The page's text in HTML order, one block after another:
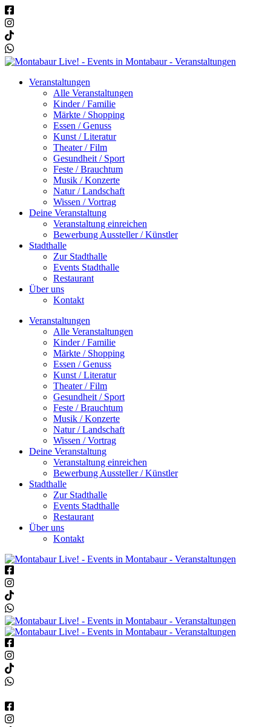
Veranstaltungen
Alle Veranstaltungen
Kinder / Familie
Märkte / Shopping
Essen / Genuss
Kunst / Literatur
Theater / Film
Gesundheit / Sport
Feste / Brauchtum
Musik / Konzerte
Natur / Landschaft
Wissen / Vortrag
Deine Veranstaltung
Veranstaltung einreichen
Bewerbung Aussteller / Künstler
Stadthalle
Zur Stadthalle
Events Stadthalle
Restaurant
Über uns
Kontakt
Veranstaltungen
Alle Veranstaltungen
Kinder / Familie
Märkte / Shopping
Essen / Genuss
Kunst / Literatur
Theater / Film
Gesundheit / Sport
Feste / Brauchtum
Musik / Konzerte
Natur / Landschaft
Wissen / Vortrag
Deine Veranstaltung
Veranstaltung einreichen
Bewerbung Aussteller / Künstler
Stadthalle
Zur Stadthalle
Events Stadthalle
Restaurant
Über uns
Kontakt